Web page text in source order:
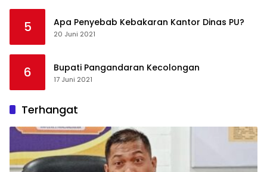
5 Apa Penyebab Kebakaran Kantor Dinas PU?
20 Juni 2021
6 Bupati Pangandaran Kecolongan
17 Juni 2021
Terhangat